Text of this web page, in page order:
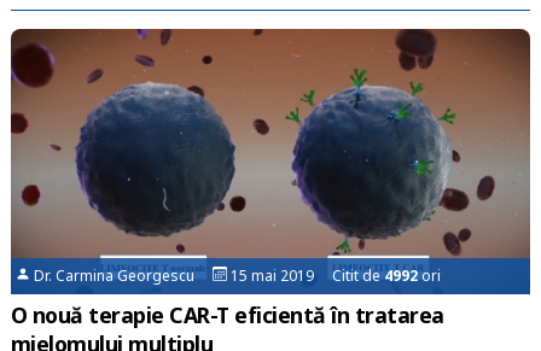
Dr. Carmina Georgescu 15 mai 2019 Citit de4992ori
O nouă terapie CAR-T eficientă în tratarea
mielomului multiplu